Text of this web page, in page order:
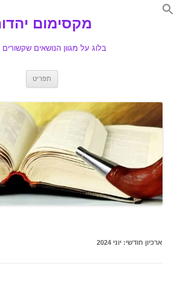
Search
מקסימום
בלוג על מגוון הנושאים שקשורים
תפריט
ארכיון חודשי: יוני 2024